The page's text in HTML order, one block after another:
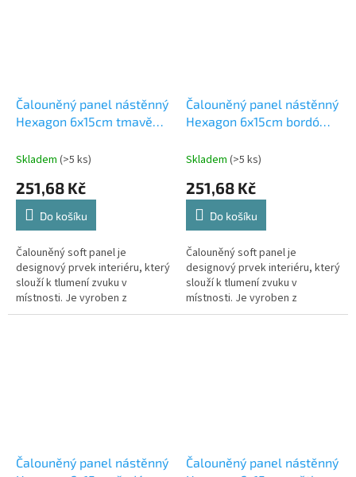
Čalouněný panel nástěnný
Hexagon 6x15cm tmavě
(53615561106)
Skladem (>5 ks)
251,68 Kč
Do košíku
Čalouněný soft panel je
designový prvek interiéru, který
slouží k tlumení zvuku v
místnosti. Je vyroben z
materiálů, které absorbují
Čalouněný panel nástěnný
Hexagon 6x15cm bordó
Skladem (>5 ks)
251,68 Kč
Do košíku
Čalouněný soft panel je
designový prvek interiéru, který
slouží k tlumení zvuku v
místnosti. Je vyroben z
materiálů, které absorbují
Čalouněný panel nástěnný
Čalouněný panel nástěnný